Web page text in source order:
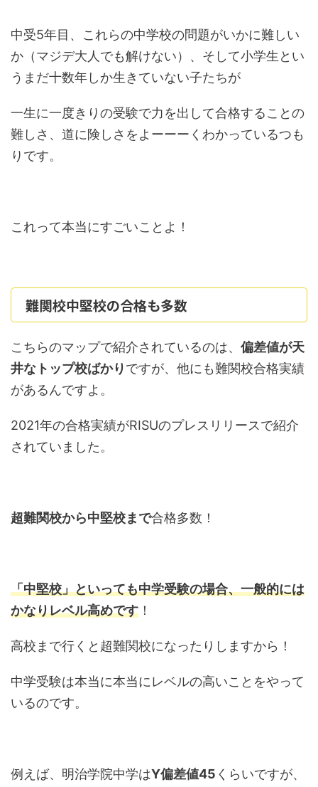
中受5年目、これらの中学校の問題がいかに難しい
か（マジデ大人でも解けない）、そして小学生とい
うまだ十数年しか生きていない子たちが
一生に一度きりの受験で力を出して合格することの
難しさ、道に険しさをよーーーくわかっているつも
りです。
これって本当にすごいことよ！
難関校中堅校の合格も多数
こちらのマップで紹介されているのは、 偏差値が天
井なトップ校ばかりですが、他にも難関校合格実績
があるんですよ。
2021年の合格実績がRISUのプレスリリースで紹介
されていました。
超難関校から中堅校まで合格多数！
「中堅校」といっても中学受験の場合、一般的には
かなりレベル高めです ！
高校まで行くと超難関校になったりしますから！
中学受験は本当に本当にレベルの高いことをやって
いるのです。
例えば、明治学院中学はY偏差値45 くらいですが、